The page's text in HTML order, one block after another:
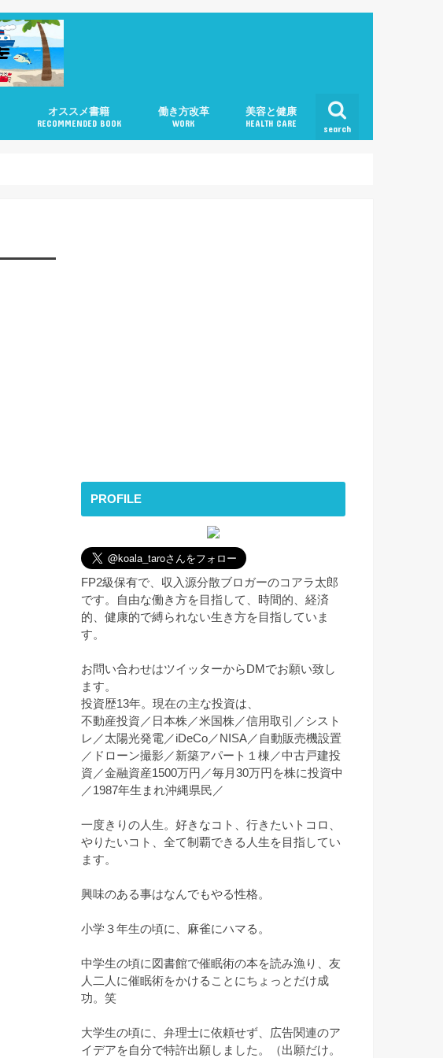
search
オススメ書籍
RECOMMENDED BOOK
働き方改革
WORK
美容と健康
HEALTH CARE
PROFILE
FP2級保有で、収入源分散ブロガーのコアラ太郎
です。自由な働き方を目指して、時間的、経済
的、健康的で縛られない生き方を目指していま
す。
お問い合わせはツイッターからDMでお願い致し
ます。
投資歴13年。現在の主な投資は、
不動産投資／日本株／米国株／信用取引／シスト
レ／太陽光発電／iDeCo／NISA／自動販売機設置
／ドローン撮影／新築アパート１棟／中古戸建投
資／金融資産1500万円／毎月30万円を株に投資中
／1987年生まれ沖縄県民／
一度きりの人生。好きなコト、行きたいトコロ、
やりたいコト、全て制覇できる人生を目指してい
ます。
興味のある事はなんでもやる性格。
小学３年生の頃に、麻雀にハマる。
中学生の頃に図書館で催眠術の本を読み漁り、友
人二人に催眠術をかけることにちょっとだけ成
功。笑
大学生の頃に、弁理士に依頼せず、広告関連のア
イデアを自分で特許出願しました。（出願だけ。